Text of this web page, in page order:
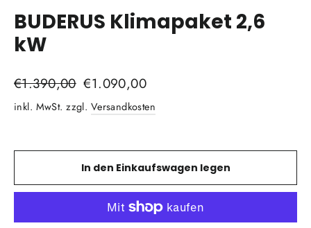
BUDERUS Klimapaket 2,6
kW
Normaler
Preis
€1.390,00 Sonderpreis
€1.090,00
inkl. MwSt. zzgl. Versandkosten
In den Einkaufswagen legen